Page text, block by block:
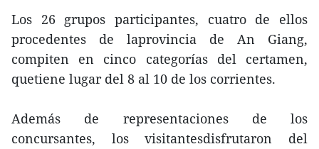
Los 26 grupos participantes, cuatro de ellos
procedentes de laprovincia de An Giang,
compiten en cinco categorías del certamen,
quetiene lugar del 8 al 10 de los corrientes.
Además de representaciones de los
concursantes, los visitantesdisfrutaron del